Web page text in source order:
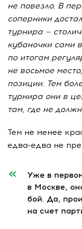
не повезло. В
соперники
турнира —
кубаночки сами
по итогам
не восьмое
позиции. Тем
турнира они в
там, где не
Тем не менее
едва-едва не
Уже в
в Москве,
бой. Да,
на счет